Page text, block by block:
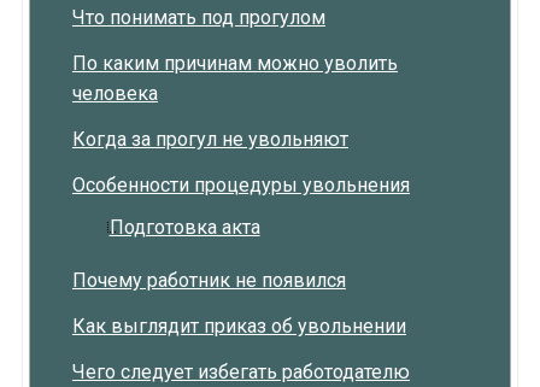
Что понимать под прогулом
По каким причинам можно уволить
человека
Когда за прогул не увольняют
Особенности процедуры увольнения
Подготовка акта
Почему работник не появился
Как выглядит приказ об увольнении
Чего следует избегать работодателю